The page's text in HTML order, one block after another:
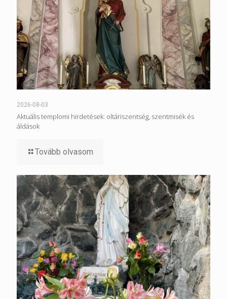
2026-08-03
Aktuális templomi hirdetések: oltáriszentség, szentmisék és
áldások
Tovább olvasom